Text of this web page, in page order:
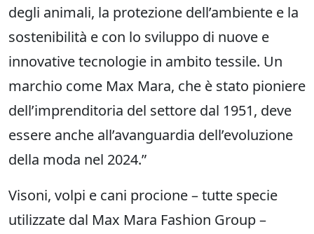
degli animali, la protezione dell’ambiente e la
sostenibilità e con lo sviluppo di nuove e
innovative tecnologie in ambito tessile. Un
marchio come Max Mara, che è stato pioniere
dell’imprenditoria del settore dal 1951, deve
essere anche all’avanguardia dell’evoluzione
della moda nel 2024.”
Visoni, volpi e cani procione – tutte specie
utilizzate dal Max Mara Fashion Group –